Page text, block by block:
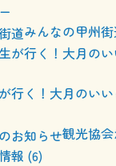
みんなの甲州
行く！大月のい
観光協
報 (6)